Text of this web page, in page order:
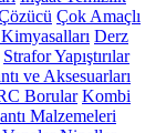
Çok Amaçlı
Derz
Strafor Yapıştırılar
ve Aksesuarları
Borular Kombi
Malzemeleri